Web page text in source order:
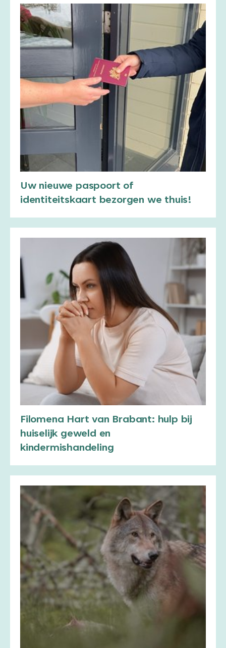
Uw nieuwe paspoort of
identiteitskaart bezorgen we thuis!
Filomena Hart van Brabant: hulp bij
huiselijk geweld en
kindermishandeling